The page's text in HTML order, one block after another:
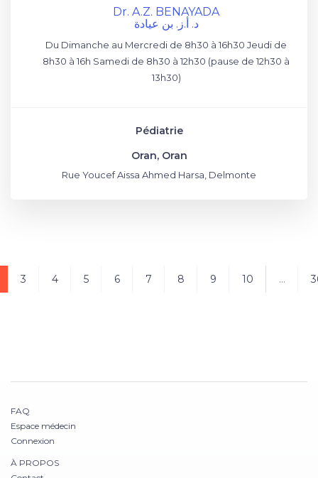
Dr. A.Z. BENAYADA
د. أ.ز. بن عيادة
Du Dimanche au Mercredi de 8h30 à 16h30 Jeudi de
8h30 à 16h Samedi de 8h30 à 12h30 (pause de 12h30 à
13h30)
Pédiatrie
Oran, Oran
Rue Youcef Aissa Ahmed Harsa, Delmonte
3 4 5 6 7 8 9 10 ...
FAQ
Espace médecin
Connexion
À PROPOS